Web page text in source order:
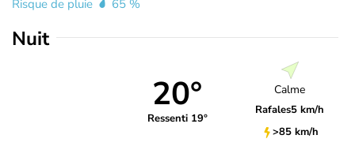
Risque de pluie
65 %
Nuit
20°
Ressenti 19°
Calme
Rafales5 km/h
>85 km/h